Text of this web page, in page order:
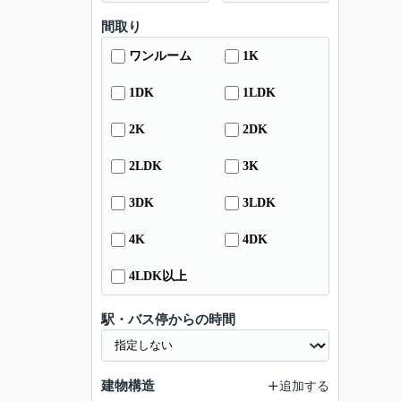
間取り
ワンルーム 1K
1DK 1LDK
2K 2DK
2LDK 3K
3DK 3LDK
4K 4DK
4LDK以上
駅・バス停からの時間
建物構造 追加する